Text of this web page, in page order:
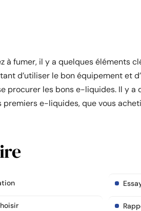
à fumer, il y a quelques éléments
d’utiliser le bon équipement et
procurer les bons e-liquides. Il y
premiers e-liquides, que vous